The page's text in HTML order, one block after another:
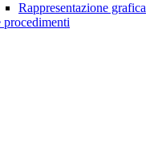
Rappresentazione grafica